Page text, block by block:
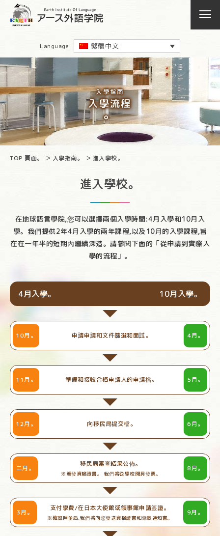
Language 繁體中文
入學指南
入學流程
。
TOP 頁面。 入學指南。 進入學校。
進入學校。
在地球語言學院,您可以選擇兩個入學時間:4月入學和10月入
學。 我們提供2年4月入學的兩年課程,以及10月的入學課程,旨
在在一年半的短期內繼續深造。 請參閱下面的「從申請到實際入
學的流程」。
4月入學。 10月入學。
10月。 申請申請和文件篩選和面試。 4月。
11月。 準備和接收合格申請人的申請檔。 5月。
12月。 向移民局提交檔。 6月。
二月。
移民局審查結果公佈。
頒發資格證書。 我們將從學校開具發票。
8月。
3月。
支付學費/在日本大使館或領事館申請簽證。
確認押金后,我們將向您發送資格證書和錄取通知書。
9月。